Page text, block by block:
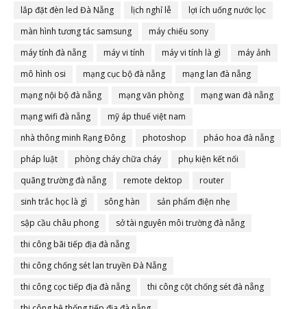
lắp đặt đèn led Đà Nẵng
lịch nghỉ lễ
lợi ích uống nước lọc
màn hình tương tác samsung
máy chiếu sony
máy tính đà nẵng
máy vi tính máy vi tính là gì
máy ảnh
mô hình osi
mạng cục bộ đà nẵng
mạng lan đà nẵng
mạng nội bộ đà nẵng
mạng văn phòng
mạng wan đà nẵng
mạng wifi đà nẵng
mỹ áp thuế việt nam
nhà thông minh Rạng Đông
photoshop
pháo hoa đà nẵng
pháp luật
phòng cháy chữa cháy
phụ kiện kết nối
quãng trường đà nẵng
remote dektop
router
sinh trắc học là gì
sông hàn
sản phẩm điện nhẹ
sập cầu châu phong
sở tài nguyên môi trường đà nẵng
thi công bãi tiếp địa đà nẵng
thi công chống sét lan truyền Đà Nẵng
thi công cọc tiếp địa đà nẵng
thi công cột chống sét đà nẵng